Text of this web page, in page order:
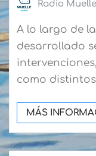
Radio Muelle
A lo largo de
desarrollado
como
MÁS